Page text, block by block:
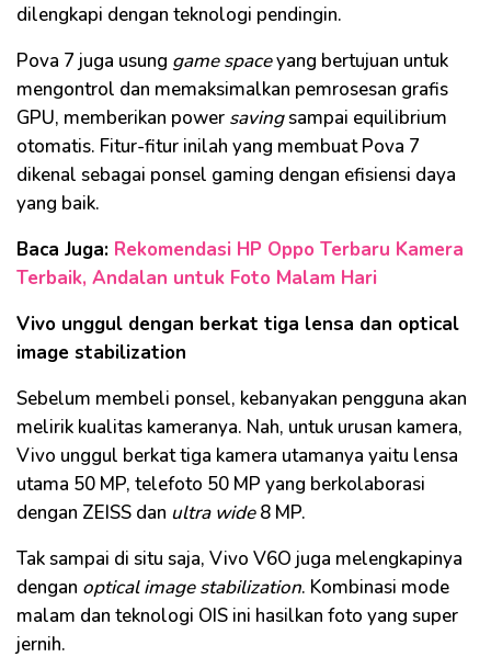
dilengkapi dengan teknologi pendingin.
Pova 7 juga usung game spaceyang bertujuan untuk
mengontrol dan memaksimalkan pemrosesan grafis
GPU, memberikan power savingsampai equilibrium
otomatis. Fitur-fitur inilah yang membuat Pova 7
dikenal sebagai ponsel gaming dengan efisiensi daya
yang baik.
Baca Juga: Rekomendasi HP Oppo Terbaru Kamera
Terbaik, Andalan untuk Foto Malam Hari
Vivo unggul dengan berkat tiga lensa dan optical
image stabilization
Sebelum membeli ponsel, kebanyakan pengguna akan
melirik kualitas kameranya. Nah, untuk urusan kamera,
Vivo unggul berkat tiga kamera utamanya yaitu lensa
utama 50 MP, telefoto 50 MP yang berkolaborasi
dengan ZEISS dan ultra wide8 MP.
Tak sampai di situ saja, Vivo V6O juga melengkapinya
dengan optical image stabilization. Kombinasi mode
malam dan teknologi OIS ini hasilkan foto yang super
jernih.